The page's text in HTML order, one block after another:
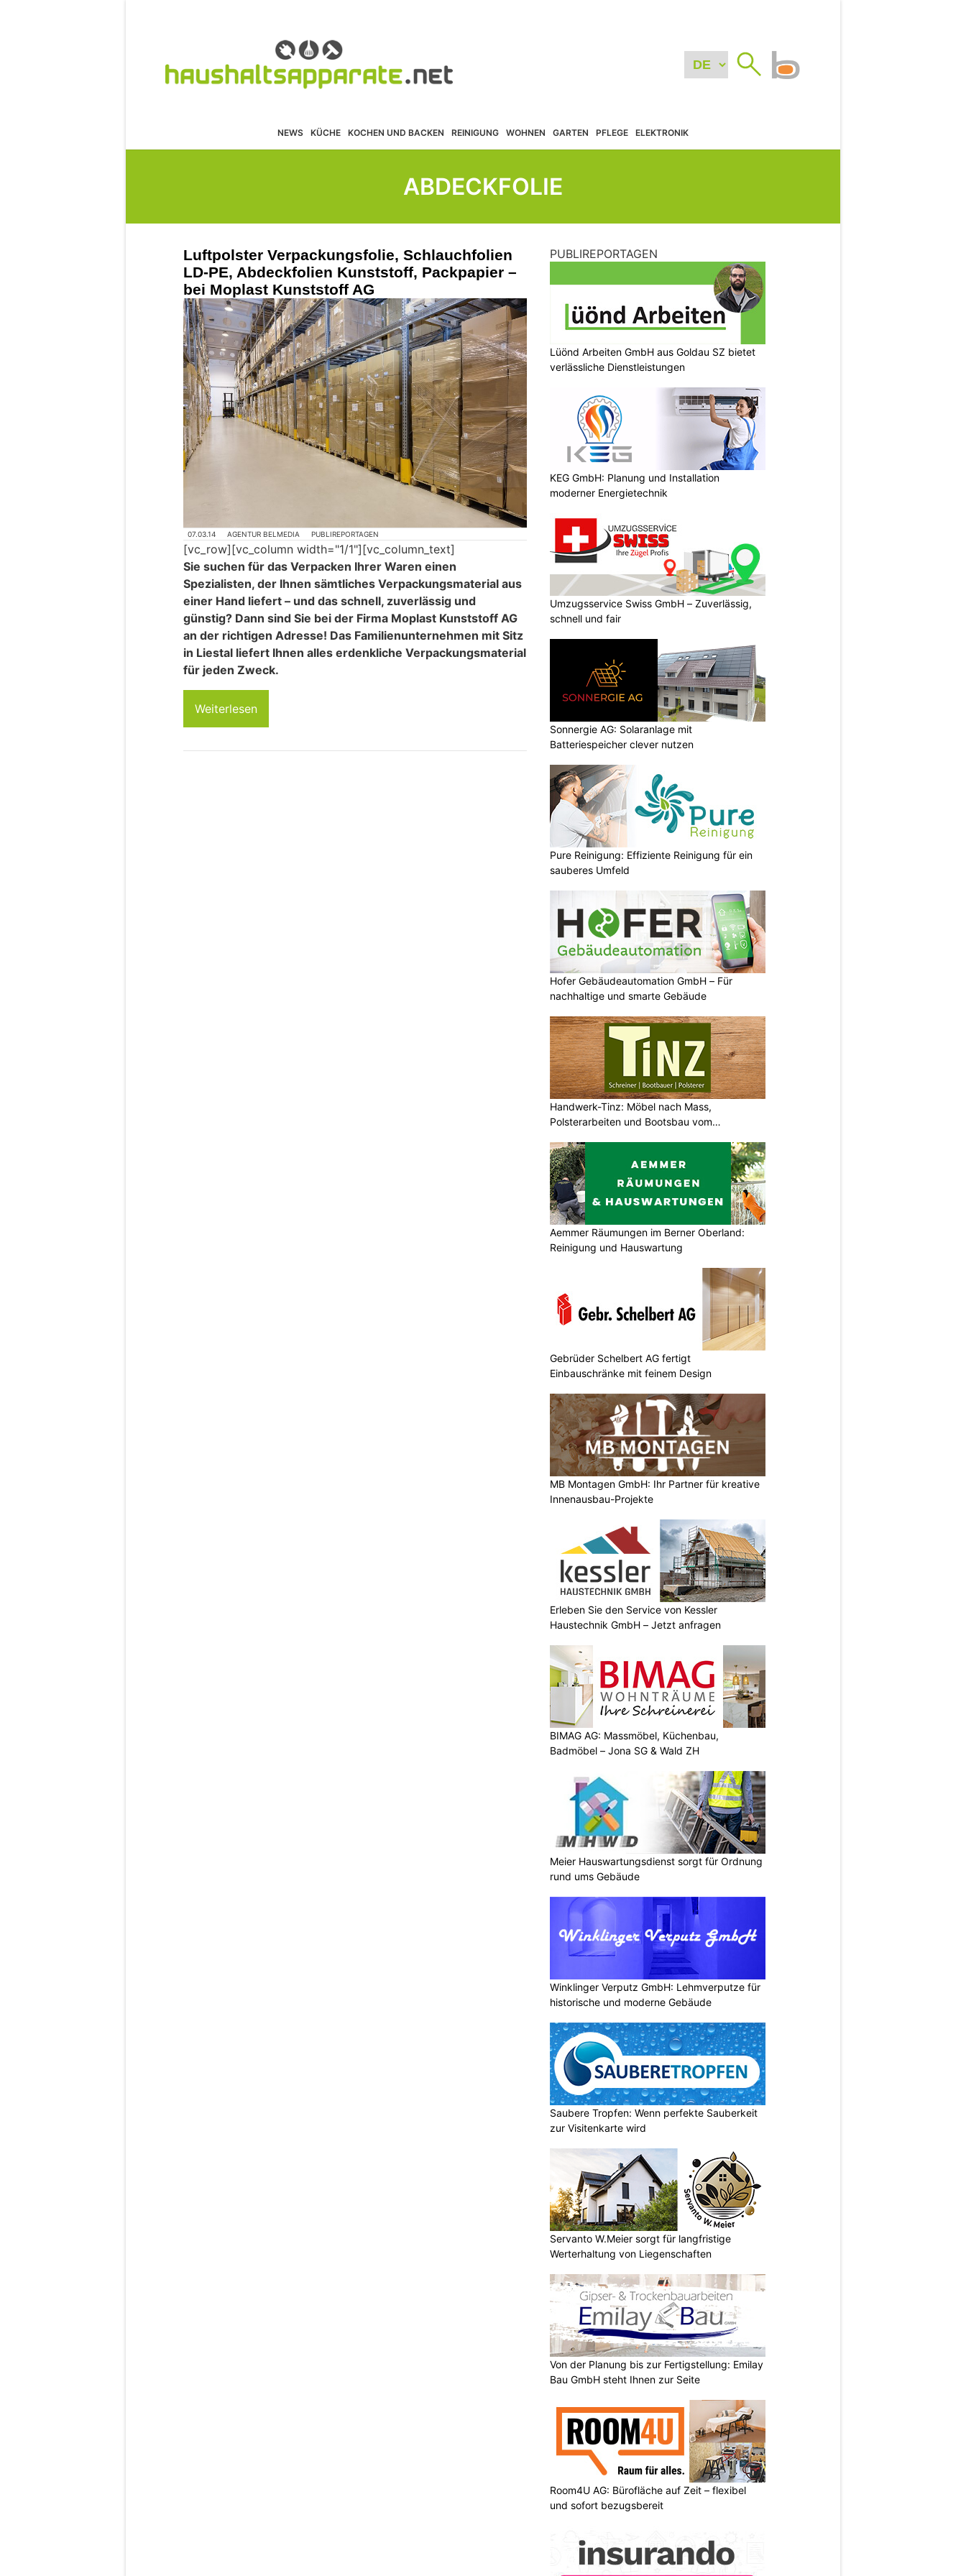
NEWS KÜCHE KOCHEN UND BACKEN REINIGUNG WOHNEN GARTEN PFLEGE ELEKTRONIK
ABDECKFOLIE
Luftpolster Verpackungsfolie, Schlauchfolien
LD-PE, Abdeckfolien Kunststoff, Packpapier –
bei Moplast Kunststoff AG
07.03.14 AGENTUR BELMEDIA PUBLIREPORTAGEN
[vc_row][vc_column width="1/1"][vc_column_text]
Sie suchen für das Verpacken Ihrer Waren einen
Spezialisten, der Ihnen sämtliches Verpackungsmaterial aus
einer Hand liefert – und das schnell, zuverlässig und
günstig? Dann sind Sie bei der Firma Moplast Kunststoff AG
an der richtigen Adresse! Das Familienunternehmen mit Sitz
in Liestal liefert Ihnen alles erdenkliche Verpackungsmaterial
für jeden Zweck.
Weiterlesen
PUBLIREPORTAGEN
Lüönd Arbeiten GmbH aus Goldau SZ bietet
verlässliche Dienstleistungen
KEG GmbH: Planung und Installation
moderner Energietechnik
Umzugsservice Swiss GmbH – Zuverlässig,
schnell und fair
Sonnergie AG: Solaranlage mit
Batteriespeicher clever nutzen
Pure Reinigung: Effiziente Reinigung für ein
sauberes Umfeld
Hofer Gebäudeautomation GmbH – Für
nachhaltige und smarte Gebäude
Handwerk-Tinz: Möbel nach Mass,
Polsterarbeiten und Bootsbau vom
Aemmer Räumungen im Berner Oberland:
Reinigung und Hauswartung
Gebrüder Schelbert AG fertigt
Einbauschränke mit feinem Design
MB Montagen GmbH: Ihr Partner für kreative
Innenausbau-Projekte
Erleben Sie den Service von Kessler
Haustechnik GmbH – Jetzt anfragen
BIMAG AG: Massmöbel, Küchenbau,
Badmöbel – Jona SG & Wald ZH
Meier Hauswartungsdienst sorgt für Ordnung
rund ums Gebäude
Winklinger Verputz GmbH: Lehmverputze für
historische und moderne Gebäude
Saubere Tropfen: Wenn perfekte Sauberkeit
zur Visitenkarte wird
Servanto W.Meier sorgt für langfristige
Werterhaltung von Liegenschaften
Von der Planung bis zur Fertigstellung: Emilay
Bau GmbH steht Ihnen zur Seite
Room4U AG: Bürofläche auf Zeit – flexibel
und sofort bezugsbereit